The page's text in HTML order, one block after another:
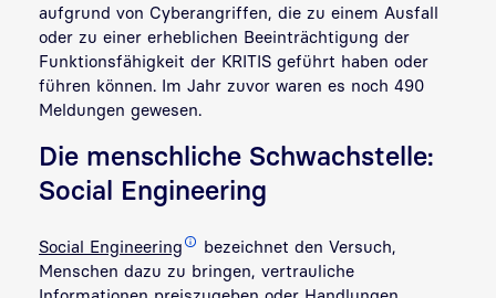
aufgrund von Cyberangriffen, die zu einem Ausfall
oder zu einer erheblichen Beeinträchtigung der
Funktionsfähigkeit der KRITIS geführt haben oder
führen können. Im Jahr zuvor waren es noch 490
Meldungen gewesen.
Die menschliche Schwachstelle:
Social Engineering
Social Engineering
bezeichnet den Versuch,
Menschen dazu zu bringen, vertrauliche